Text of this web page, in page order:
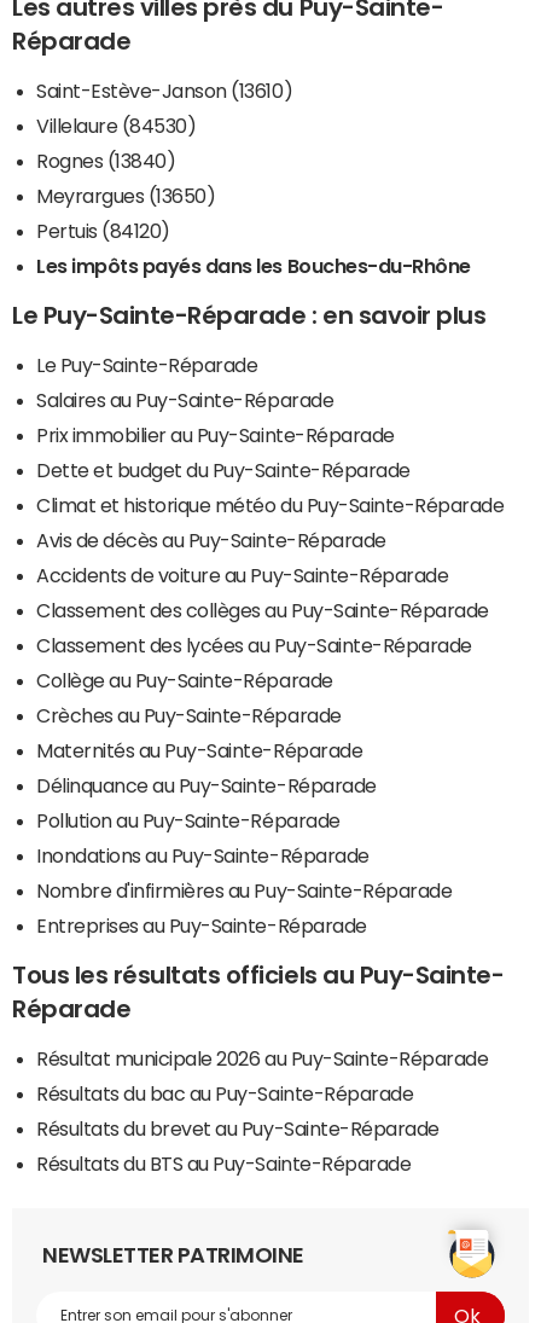
Les autres villes près du Puy-Sainte-
Réparade
Saint-Estève-Janson (13610)
Villelaure (84530)
Rognes (13840)
Meyrargues (13650)
Pertuis (84120)
Les impôts payés dans les Bouches-du-Rhône
Le Puy-Sainte-Réparade : en savoir plus
Le Puy-Sainte-Réparade
Salaires au Puy-Sainte-Réparade
Prix immobilier au Puy-Sainte-Réparade
Dette et budget du Puy-Sainte-Réparade
Climat et historique météo du Puy-Sainte-Réparade
Avis de décès au Puy-Sainte-Réparade
Accidents de voiture au Puy-Sainte-Réparade
Classement des collèges au Puy-Sainte-Réparade
Classement des lycées au Puy-Sainte-Réparade
Collège au Puy-Sainte-Réparade
Crèches au Puy-Sainte-Réparade
Maternités au Puy-Sainte-Réparade
Délinquance au Puy-Sainte-Réparade
Pollution au Puy-Sainte-Réparade
Inondations au Puy-Sainte-Réparade
Nombre d'infirmières au Puy-Sainte-Réparade
Entreprises au Puy-Sainte-Réparade
Tous les résultats officiels au Puy-Sainte-
Réparade
Résultat municipale 2026 au Puy-Sainte-Réparade
Résultats du bac au Puy-Sainte-Réparade
Résultats du brevet au Puy-Sainte-Réparade
Résultats du BTS au Puy-Sainte-Réparade
NEWSLETTER PATRIMOINE